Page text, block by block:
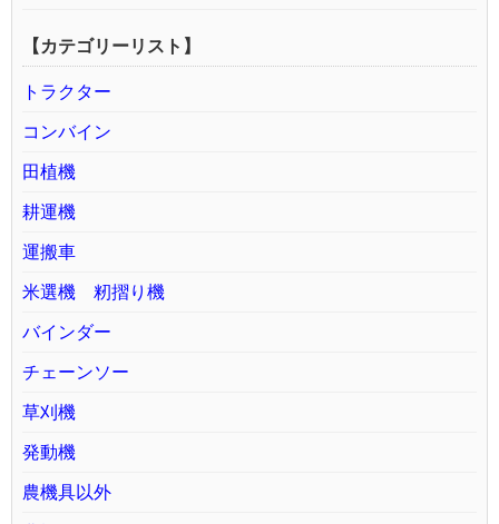
【カテゴリーリスト】
トラクター
コンバイン
田植機
耕運機
運搬車
米選機 籾摺り機
バインダー
チェーンソー
草刈機
発動機
農機具以外